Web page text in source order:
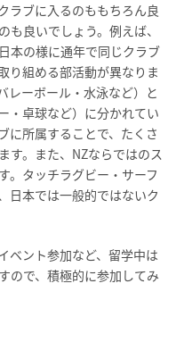
ラブに入るのももちろん良
良いでしょう。例えば、
本の様に通年で同じクラブ
り組める部活動が異なりま
レーボール・水泳など）と
・卓球など）に分かれてい
に所属することで、たくさ
す。また、NZならではのス
。タッチラグビー・サーフ
日本では一般的ではないク
ベント参加など、留学中は
ので、積極的に参加してみ